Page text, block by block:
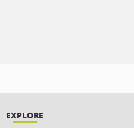
EXPLORE